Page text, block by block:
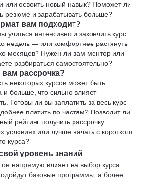
или освоить новый навык? Поможет ли
резюме и зарабатывать больше?
вам подходит?
учиться интенсивно и закончить курс
недель — или комфортнее растянуть
месяцев? Нужен ли вам ментор или
разбираться самостоятельно?
рассрочка?
некоторых курсов может быть
и больше, что сильно влияет
Готовы ли вы заплатить за весь курс
платить по частям? Позволит ли
рейтинг получить рассрочку
условиях или лучше начать с короткого
курса?
уровень знаний
он напрямую влияет на выбор курса.
базовые программы, а более